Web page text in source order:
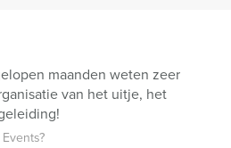
maanden weten zeer
van het uitje, het